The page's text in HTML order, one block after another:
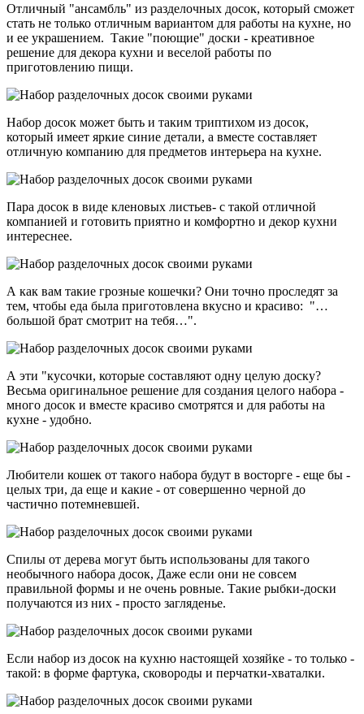
Отличный "ансамбль" из разделочных досок, который сможет
стать не только отличным вариантом для работы на кухне, но
и ее украшением. Такие "поющие" доски - креативное
решение для декора кухни и веселой работы по
приготовлению пищи.
Набор досок может быть и таким триптихом из досок,
который имеет яркие синие детали, а вместе составляет
отличную компанию для предметов интерьера на кухне.
Пара досок в виде кленовых листьев- с такой отличной
компанией и готовить приятно и комфортно и декор кухни
интереснее.
А как вам такие грозные кошечки? Они точно проследят за
тем, чтобы еда была приготовлена вкусно и красиво: "…
большой брат смотрит на тебя…".
А эти "кусочки, которые составляют одну целую доску?
Весьма оригинальное решение для создания целого набора -
много досок и вместе красиво смотрятся и для работы на
кухне - удобно.
Любители кошек от такого набора будут в восторге - еще бы -
целых три, да еще и какие - от совершенно черной до
частично потемневшей.
Спилы от дерева могут быть использованы для такого
необычного набора досок, Даже если они не совсем
правильной формы и не очень ровные. Такие рыбки-доски
получаются из них - просто загляденье.
Если набор из досок на кухню настоящей хозяйке - то только -
такой: в форме фартука, сковороды и перчатки-хваталки.